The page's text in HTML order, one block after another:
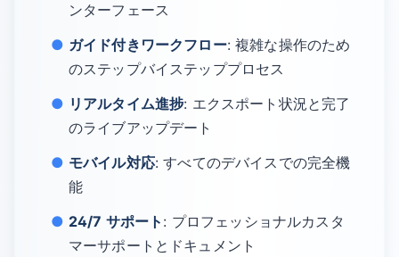
ンターフェース
ガイド付きワークフロー: 複雑な操作のため
のステップバイステッププロセス
リアルタイム進捗: エクスポート状況と完了
のライブアップデート
モバイル対応: すべてのデバイスでの完全機
能
24/7 サポート : プロフェッショナルカスタ
マーサポートとドキュメント